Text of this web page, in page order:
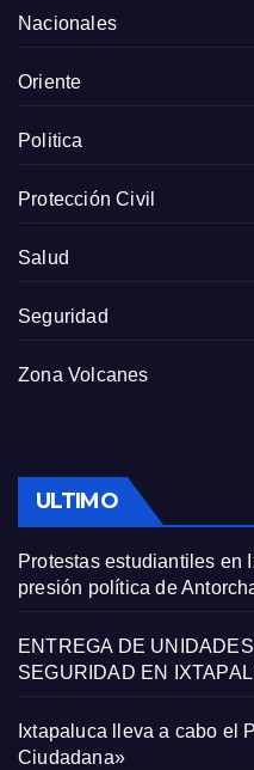
Nacionales
Oriente
Politica
Protección Civil
Salud
Seguridad
Zona Volcanes
ULTIMO
Protestas estudiantiles en
presión política de
ENTREGA DE
SEGURIDAD EN
Ixtapaluca lleva a cabo el
Ciudadana»